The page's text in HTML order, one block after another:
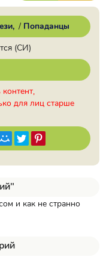
/ Попаданцы
(СИ)
для лиц старше
и как не странно